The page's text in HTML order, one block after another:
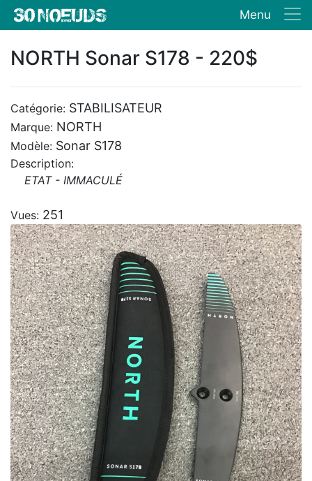
Menu
NORTH Sonar S178 - 220$
Catégorie: STABILISATEUR
Marque: NORTH
Modèle: Sonar S178
Description:
ETAT - IMMACULÉ
Vues: 251